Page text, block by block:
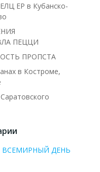
ЕР в Кубанско-
ПЕЦЦИ
ПРОПСТА
в Костроме,
ВСЕМИРНЫЙ ДЕНЬ